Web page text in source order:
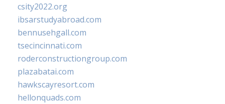
csity2022.org
ibsarstudyabroad.com
bennusehgall.com
tsecincinnati.com
roderconstructiongroup.com
plazabatai.com
hawkscayresort.com
hellonquads.com